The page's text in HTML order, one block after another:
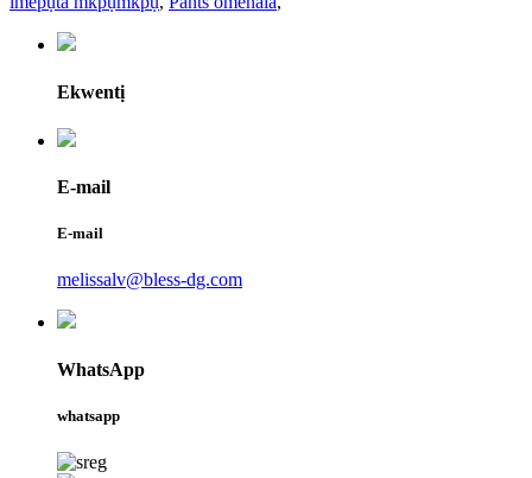
Ekwentị
E-mail
E-mail
melissalv@bless-dg.com
WhatsApp
whatsapp